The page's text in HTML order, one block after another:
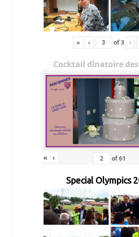
« ‹ of3 ›
Cocktail dînatoire
« ‹ of61
Special Olympics